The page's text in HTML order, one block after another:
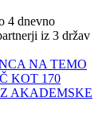
4 dnevno
iz 3 držav